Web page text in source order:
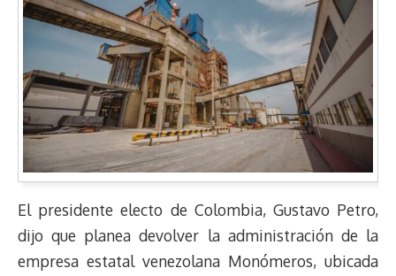
El presidente electo de Colombia, Gustavo Petro,
dijo que planea devolver la administración de la
empresa estatal venezolana Monómeros, ubicada